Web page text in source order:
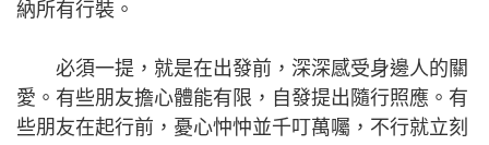
納所有行裝。
必須一提，就是在出發前，深深感受身邊人的關
愛。有些朋友擔心體能有限，自發提出隨行照應。有
些朋友在起行前，憂心忡忡並千叮萬囑，不行就立刻